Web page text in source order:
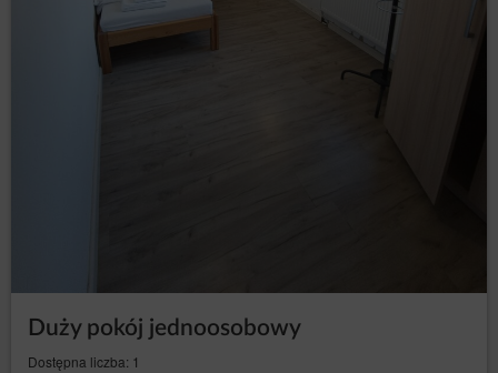
Administrator zobowiązuje się podjąć wszelkie środki
wymagane na mocy art. 32 RODO, tj, uwzględniając
stan wiedzy technicznej, koszt wdrażania oraz
charakter, zakres i cele przetwarzania oraz ryzyko
danych polegającym na publikacji treści związanych ze
świadczonymi usługami oraz treści promocyjnych akcji, w
które Administrator danych jest zaangażowany.
Duży pokój jednoosobowy
Dostępna liczba: 1